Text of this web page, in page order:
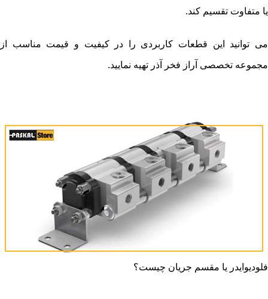
یا متفاوت تقسیم کند.
می توانید این قطعات کاربردی را در کیفیت و قیمت مناسب از
مجموعه تخصصی آراز فخر آذر تهیه نمایید.
فلودیوایدر یا مقسم جریان چیست؟